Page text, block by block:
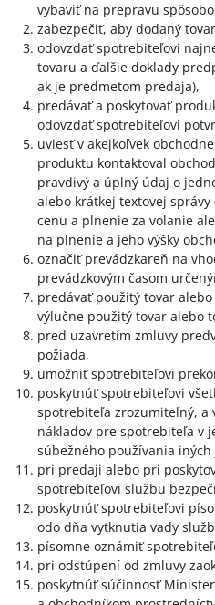
vybaviť na prepravu
zabezpečiť, aby dodaný
odovzdať spotrebiteľovi
tovaru a ďalšie doklady
ak je predmetom predaja),
predávať a poskytovať
odovzdať spotrebiteľovi
uviesť v akejkoľvek
produktu kontaktoval
pravdivý a úplný údaj o
alebo krátkej textovej
cenu a plnenie za volanie
na plnenie a jeho výšky
označiť prevádzkareň na
prevádzkovým časom
predávať použitý tovar
výlučne použitý tovar alebo
pred uzavretím zmluvy
požiada,
umožniť spotrebiteľovi
poskytnúť spotrebiteľovi
spotrebiteľa zrozumiteľný, a
nákladov pre spotrebiteľa v
súbežného používania
pri predaji alebo pri
spotrebiteľovi službu
poskytnúť spotrebiteľovi
odo dňa vytknutia vady
písomne oznámiť
pri odstúpení od zmluvy
poskytnúť súčinnosť